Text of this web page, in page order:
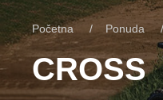
Početna Ponuda
CROSS